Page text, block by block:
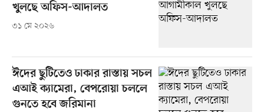
খুলছে অফিস-আদালত
৩১ মে ২০২৬
ঈদের ছুটিতেও ঢাকার রাস্তায় সচল
এআই ক্যামেরা, বেপরোয়া চললে
গুনতে হবে জরিমানা